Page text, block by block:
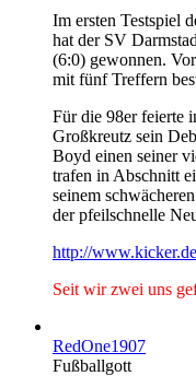
Im ersten Testspiel
hat der SV
(6:0) gewonnen.
mit fünf Treffern
Für die 98er feierte
Großkreutz sein
Boyd einen seiner
trafen in Abschnitt
seinem
der pfeilschnelle
http://
Seit wir zwei uns
RedOne1907
Fußballgott